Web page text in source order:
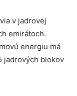
v jadrovej
emirátoch.
energiu má
jadrových blokov